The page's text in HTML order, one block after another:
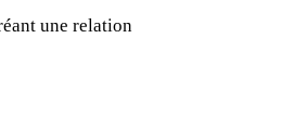
une relation